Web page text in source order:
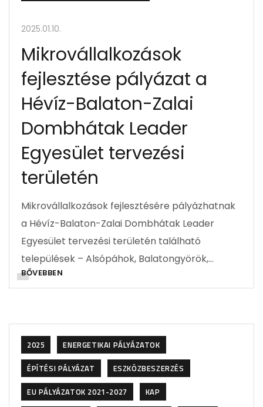
2025.01.10.
Mikrovállalkozások
fejlesztése pályázat a
Hévíz-Balaton-Zalai
Dombhátak Leader
Egyesület tervezési
területén
Mikrovállalkozások fejlesztésére pályázhatnak
a Hévíz-Balaton-Zalai Dombhátak Leader
Egyesület tervezési területén található
települések – Alsópáhok, Balatongyörök,…
BŐVEBBEN
2025
ENERGETIKAI PÁLYÁZATOK
ÉPÍTÉSI PÁLYÁZAT
ESZKÖZBESZERZÉS
EU PÁLYÁZATOK 2021-2027
KAP